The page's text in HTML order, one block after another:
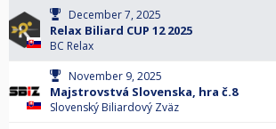
December 7, 2025
Relax Biliard CUP 12 2025
BC Relax
November 9, 2025
Majstrovstvá Slovenska, hra č.8
Slovenský Biliardový Zväz